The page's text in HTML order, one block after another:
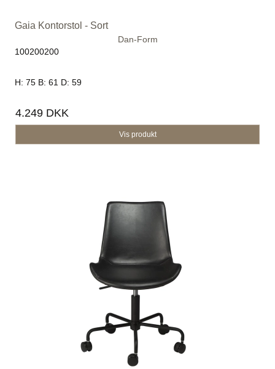
Gaia Kontorstol - Sort
Dan-Form
100200200
H: 75 B: 61 D: 59
4.249 DKK
Vis produkt